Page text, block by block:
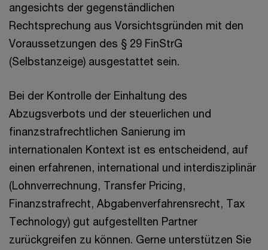
angesichts der gegenständlichen
Rechtsprechung aus Vorsichtsgründen mit den
Voraussetzungen des § 29 FinStrG
(Selbstanzeige) ausgestattet sein.
Bei der Kontrolle der Einhaltung des
Abzugsverbots und der steuerlichen und
finanzstrafrechtlichen Sanierung im
internationalen Kontext ist es entscheidend, auf
einen erfahrenen, international und interdisziplinär
(Lohnverrechnung, Transfer Pricing,
Finanzstrafrecht, Abgabenverfahrensrecht, Tax
Technology) gut aufgestellten Partner
zurückgreifen zu können. Gerne unterstützen Sie